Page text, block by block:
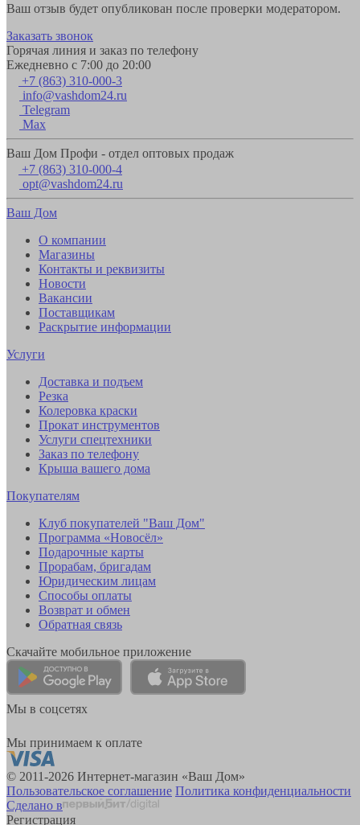
Ваш отзыв будет опубликован после проверки модератором.
Заказать звонок
Горячая линия и заказ по телефону
Ежедневно с 7:00 до 20:00
+7 (863) 310-000-3
info@vashdom24.ru
Telegram
Max
Ваш Дом Профи - отдел оптовых продаж
+7 (863) 310-000-4
opt@vashdom24.ru
Ваш Дом
О компании
Магазины
Контакты и реквизиты
Новости
Вакансии
Поставщикам
Раскрытие информации
Услуги
Доставка и подъем
Резка
Колеровка краски
Прокат инструментов
Услуги спецтехники
Заказ по телефону
Крыша вашего дома
Покупателям
Клуб покупателей "Ваш Дом"
Программа «Новосёл»
Подарочные карты
Прорабам, бригадам
Юридическим лицам
Способы оплаты
Возврат и обмен
Обратная связь
Скачайте мобильное приложение
Мы в соцсетях
Мы принимаем к оплате
© 2011-2026 Интернет-магазин «Ваш Дом»
Пользовательское соглашение Политика конфиденциальности
Сделано в
Регистрация